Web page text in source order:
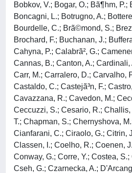
Bobkov, V.; Bogar, O.; Bã¶hm, P.;
Boncagni, L.; Botrugno, A.;
Bourdelle, C.; Brã©mond, S.;
Brochard, F.; Buchanan, J.;
Cahyna, P.; Calabrã², G.;
Cannas, B.; Canton, A.; Cardinali,
Carr, M.; Carralero, D.; Carvalho,
Castaldo, C.; Castejã³n, F.;
Cavazzana, R.; Cavedon, M.;
Ceccuzzi, S.; Cesario, R.;
T.; Chapman, S.; Chernyshova,
Cianfarani, C.; Ciraolo, G.; Citrin,
Classen, I.; Coelho, R.; Coenen,
Conway, G.; Corre, Y.; Costea,
Cseh, G.; Czarnecka, A.;